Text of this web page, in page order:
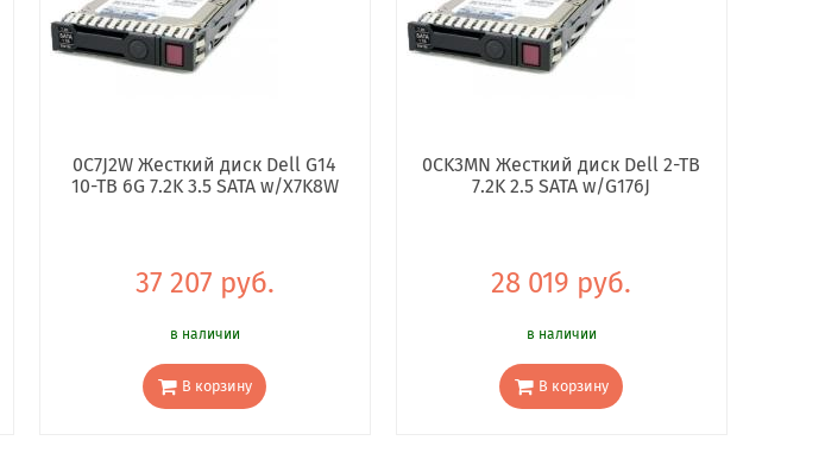
0C7J2W Жесткий диск Dell G14
10-TB 6G 7.2K 3.5 SATA w/X7K8W
37 207 руб.
в наличии
В корзину
0CK3MN Жесткий диск Dell 2-TB
7.2K 2.5 SATA w/G176J
28 019 руб.
в наличии
В корзину